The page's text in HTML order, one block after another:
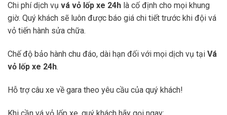
Chi phí dịch vụ vá vỏ lốp xe 24h là cố định cho mọi khung
giờ. Quý khách sẽ luôn được báo giá chi tiết trước khi đội vá
vỏ tiến hành sửa chữa.
Chế độ bảo hành chu đáo, dài hạn đối với mọi dịch vụ tại Vá
vỏ lốp xe 24h.
Hỗ trợ câu xe về gara theo yêu cầu của quý khách!
Khi cần vá vỏ lốp xe, quý khách hãy gọi ngay: